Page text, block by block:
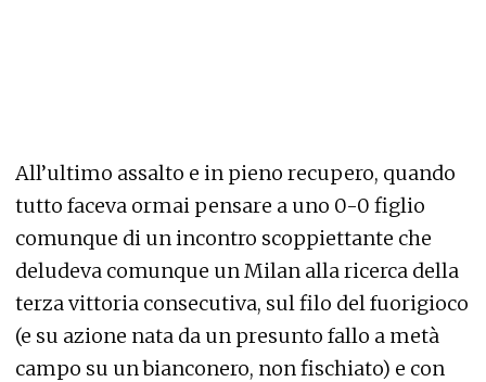
All’ultimo assalto e in pieno recupero, quando
tutto faceva ormai pensare a uno 0-0 figlio
comunque di un incontro scoppiettante che
deludeva comunque un Milan alla ricerca della
terza vittoria consecutiva, sul filo del fuorigioco
(e su azione nata da un presunto fallo a metà
campo su un bianconero, non fischiato) e con